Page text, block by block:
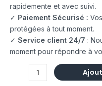
rapidemente et avec suivi.
✓ Paiement Sécurisé :
protégées à tout moment.
✓ Service client 24/7 :
moment pour répondre à